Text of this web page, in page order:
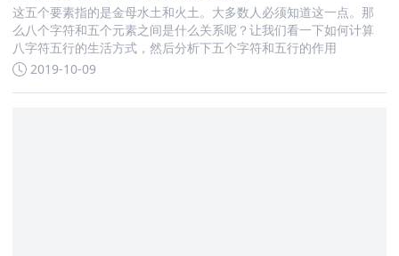
这五个要素指的是金母水土和火土。大多数人必须知道这一点。那
么八个字符和五个元素之间是什么关系呢？让我们看一下如何计算
八字符五行的生活方式，然后分析下五个字符和五行的作用
2019-10-09